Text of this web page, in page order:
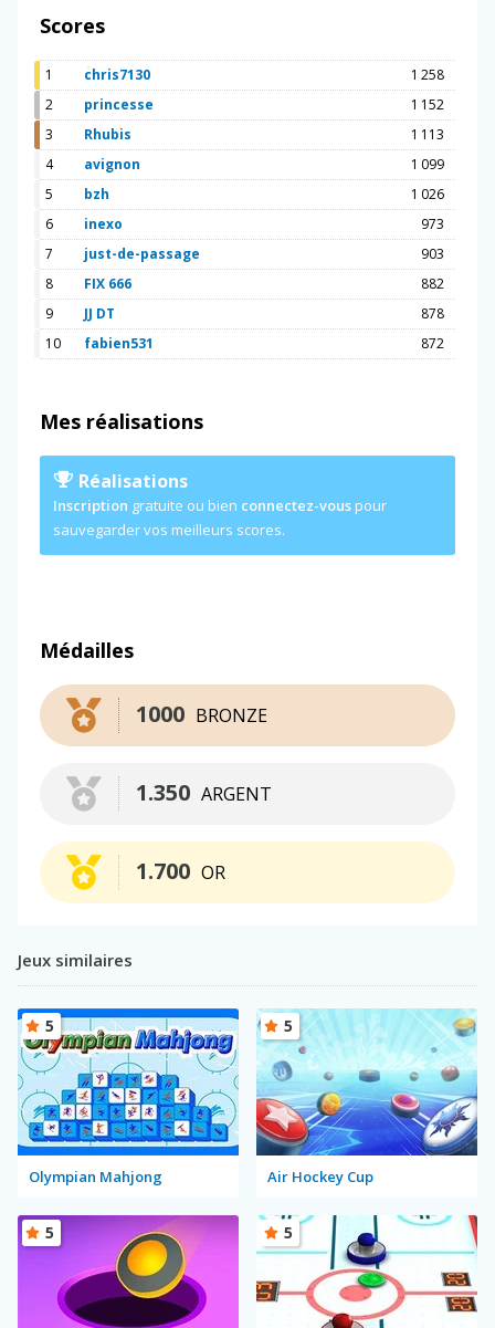
Scores
1 chris7130
1 258
2
princesse
1 152
3
Rhubis
1 113
4
avignon
1 099
5
bzh
1 026
6
inexo
973
7
just-de-passage
903
8
FIX 666
882
9
JJ DT
878
10
fabien531 872
Mes réalisations
Réalisations
Inscription gratuite ou bien connectez-vous pour
sauvegarder vos meilleurs scores.
Médailles
BRONZE
1000
ARGENT
1.350
OR
1.700
Jeux similaires
Olympian Mahjong
5
Air Hockey Cup
5
5 5